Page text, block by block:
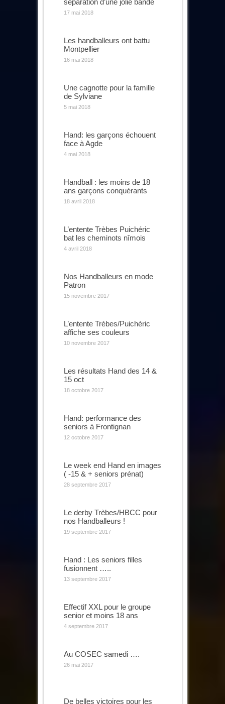
17 mai 2018
Les handballeurs ont battu
Montpellier
16 mai 2018
Une cagnotte pour la famille
de Sylviane
5 mai 2018
Hand: les garçons échouent
face à Agde
4 mai 2018
Handball : les moins de 18
ans garçons conquérants
18 avril 2018
L’entente Trèbes Puichéric
bat les cheminots nîmois
4 avril 2018
Nos Handballeurs en mode
Patron
15 novembre 2017
L’entente Trèbes/Puichéric
affiche ses couleurs
10 novembre 2017
Les résultats Hand des 14 &
15 oct
18 octobre 2017
Hand: performance des
seniors à Frontignan
12 octobre 2017
Le week end Hand en images
( -15 & + seniors prénat)
28 septembre 2017
Le derby Trèbes/HBCC pour
nos Handballeurs !
19 septembre 2017
Hand : Les seniors filles
fusionnent …..
13 septembre 2017
Effectif XXL pour le groupe
senior et moins 18 ans
4 septembre 2017
Au COSEC samedi ….
26 mai 2017
De belles victoires pour les